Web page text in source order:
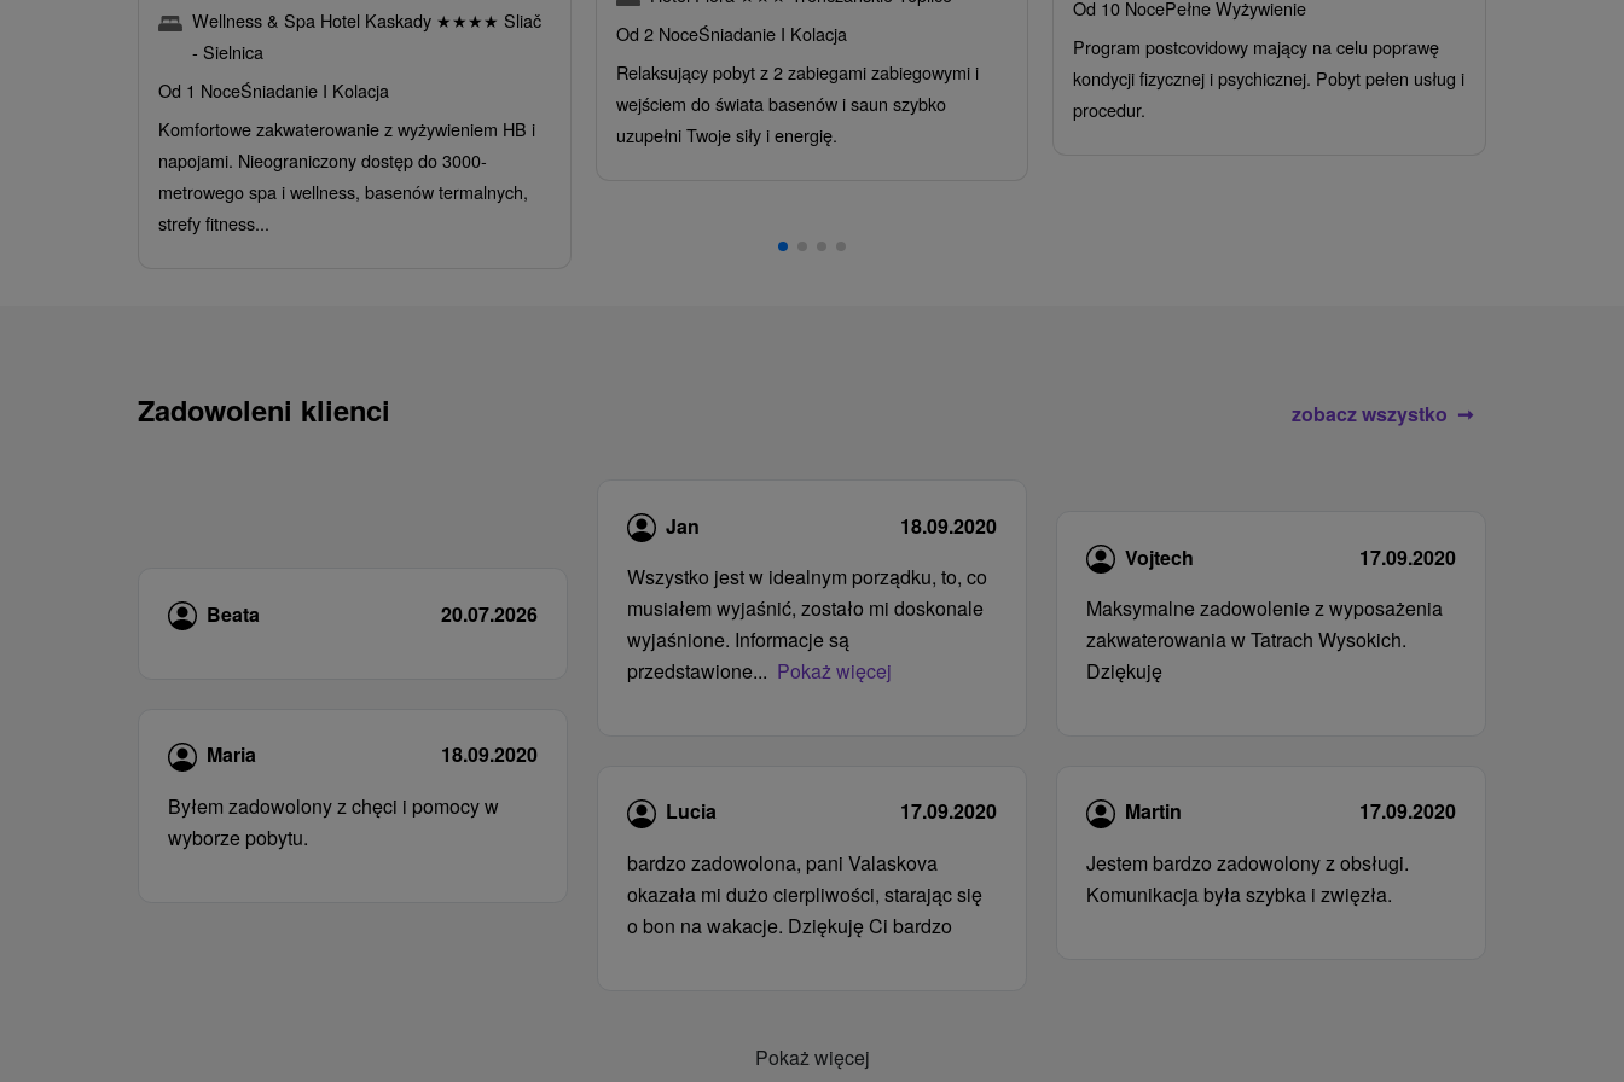
Wellness & Spa Hotel Kaskady ★★★★ Sliač
- Sielnica
Od 1 NoceŚniadanie I Kolacja
Komfortowe zakwaterowanie z wyżywieniem HB i
napojami. Nieograniczony dostęp do 3000-
metrowego spa i wellness, basenów termalnych,
strefy fitness...
Od 2 NoceŚniadanie I Kolacja
Relaksujący pobyt z 2 zabiegami zabiegowymi i
wejściem do świata basenów i saun szybko
uzupełni Twoje siły i energię.
Od 10 NocePełne Wyżywienie
Program postcovidowy mający na celu poprawę
kondycji fizycznej i psychicznej. Pobyt pełen usług i
procedur.
Zadowoleni klienci zobacz wszystko
Beata 20.07.2026
Maria
18.09.2020
Byłem zadowolony z chęci i pomocy w
wyborze pobytu.
Jan
18.09.2020
Wszystko jest w idealnym porządku, to, co
musiałem wyjaśnić, zostało mi doskonale
wyjaśnione. Informacje są
przedstawione... Pokaż więcej
Lucia
17.09.2020
bardzo zadowolona, ​​pani Valaskova
okazała mi dużo cierpliwości, starając się
o bon na wakacje. Dziękuję Ci bardzo
Vojtech
17.09.2020
Maksymalne zadowolenie z wyposażenia
zakwaterowania w Tatrach Wysokich.
Dziękuję
Martin
17.09.2020
Jestem bardzo zadowolony z obsługi.
Komunikacja była szybka i zwięzła.
Pokaż więcej